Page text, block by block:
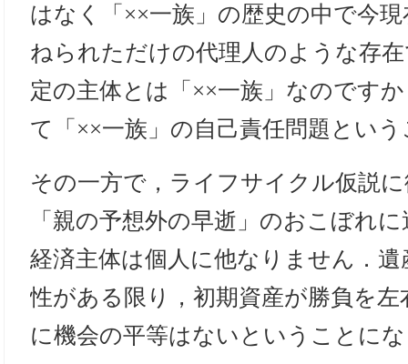
はなく「××一族」の歴史の中で今
ねられただけの代理人のような存
定の主体とは「××一族」なのです
て「××一族」の自己責任問題とい
その一方で，ライフサイクル仮説
「親の予想外の早逝」のおこぼれ
経済主体は個人に他なりません．
性がある限り，初期資産が勝負を
に機会の平等はないということに